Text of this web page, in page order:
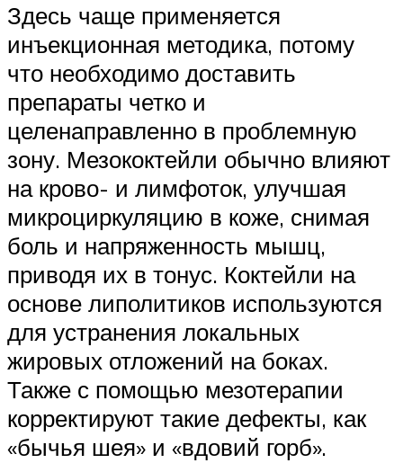
Здесь чаще применяется
инъекционная методика, потому
что необходимо доставить
препараты четко и
целенаправленно в проблемную
зону. Мезококтейли обычно влияют
на крово- и лимфоток, улучшая
микроциркуляцию в коже, снимая
боль и напряженность мышц,
приводя их в тонус. Коктейли на
основе липолитиков используются
для устранения локальных
жировых отложений на боках.
Также с помощью мезотерапии
корректируют такие дефекты, как
«бычья шея» и «вдовий горб».